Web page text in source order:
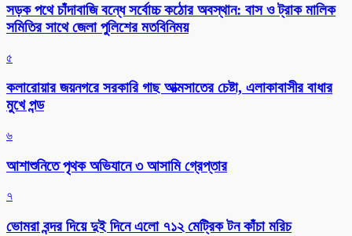
সড়ক পথে চাঁদাবাজি বন্ধে সর্বোচ্চ কঠোর অবস্থান: বাস ও ট্রাক মালিক
সমিতির সাথে জেলা পুলিশের মতবিনিময়
৫
কলারোয়ার জয়নগরে সরকারি গাছ আত্মসাতের চেষ্টা, এলাকাবাসীর বাধার
মুখে পন্ড
৬
আশাশুনিতে পৃথক অভিযানে ৩ আসামি গ্রেপ্তার
৭
ভোমরা বন্দর দিয়ে দুই দিনে এলো ৭১২ মেট্রিক টন কাঁচা মরিচ